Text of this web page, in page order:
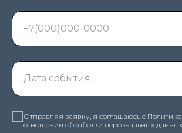
+7(000)000-0000
Дата события
Отправляя заявку, я соглашаюсь с
отношении обработки персональных данных